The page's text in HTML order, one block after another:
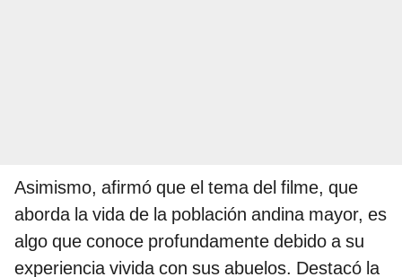
Asimismo, afirmó que el tema del filme, que
aborda la vida de la población andina mayor, es
algo que conoce profundamente debido a su
experiencia vivida con sus abuelos. Destacó la